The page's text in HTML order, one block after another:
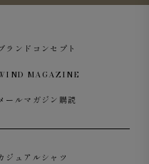
は承っておりません為、
お直し屋さんにお問合せ
ランドコンセプト
MAGAZINE
ールマガジン購読
ジュアルシャツ